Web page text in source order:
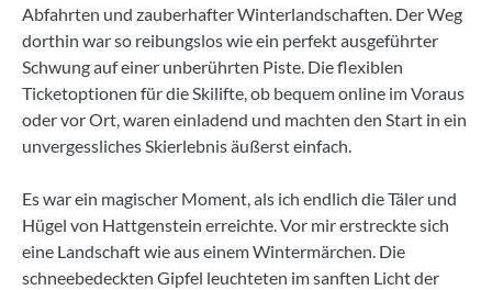
Abfahrten und zauberhafter Winterlandschaften. Der Weg
dorthin war so reibungslos wie ein perfekt ausgeführter
Schwung auf einer unberührten Piste. Die flexiblen
Ticketoptionen für die Skilifte, ob bequem online im Voraus
oder vor Ort, waren einladend und machten den Start in ein
unvergessliches Skierlebnis äußerst einfach.
Es war ein magischer Moment, als ich endlich die Täler und
Hügel von Hattgenstein erreichte. Vor mir erstreckte sich
eine Landschaft wie aus einem Wintermärchen. Die
schneebedeckten Gipfel leuchteten im sanften Licht der